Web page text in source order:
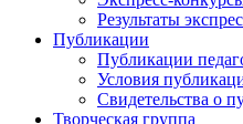
Результаты
Публикации
Публикации
Условия
Свидетельства о
Творческая группа